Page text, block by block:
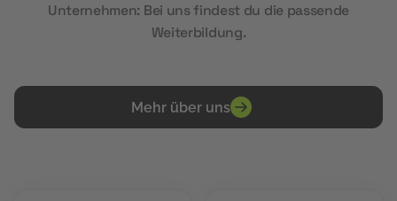
Unternehmen: Bei uns findest du die passende
Weiterbildung.
Mehr über uns